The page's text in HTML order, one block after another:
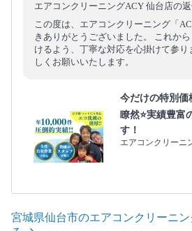
エアコンクリーニングACY 仙台店の
この度は、エアコンクリーニング「
きありがとうございました。 これか
けるよう、丁寧な対応を心掛けて参り
しくお願いいたします。
今だけの特別価
瞭然⭐実績豊富
す！
エアコンクリーニ
宮城県仙台市のエアコンクリーニ